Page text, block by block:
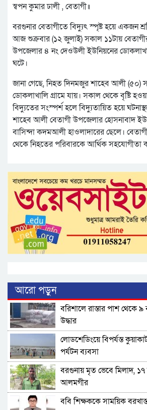
স্বপন কুমার ঢালী , বেতাগী॥
বরগুনার বেতাগীতে বিদ্যুৎ স্পৃষ্ট হয়ে একজন
আজ শুক্রবার (১২ জুলাই) সকাল ১১টায় বেতাগীর
উপজেলার ৪ নং দেওউলী ইউনিয়নের
ঘটে।
জানা গেছে, নিহত দিনমজুর শাহেব আলী (৫০)
ডোকলাখালি গ্রামে যায়। সকাল থেকে বৃষ্টি
বিদ্যুতের সংস্পর্শ হলে বিদ্যুতায়িত হয়ে
শাহেব আলী বেতাগী উপজেলার হোসনাবাদ
বাসিন্দা কদমআলী হাওলাদারের ছেলে।
থেকে নিহতের পরিবারকে আর্থিক সহযোগীতা
আরো পড়ুন
বরিশালে রাস্তার পাশ থেকে ৯
উদ্ধার
লোডশেডিংয়ে বিপর্যস্ত
পর্যটন ব্যবসা
বরগুনায় মৃত ভেবে মিলাদ,
আলমগীর
ববি শিক্ষককে সাময়িক